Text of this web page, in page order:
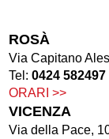
ROSÀ
Via Capitano
Tel:0424 582497
ORARI >>
VICENZA
Via della Pace,